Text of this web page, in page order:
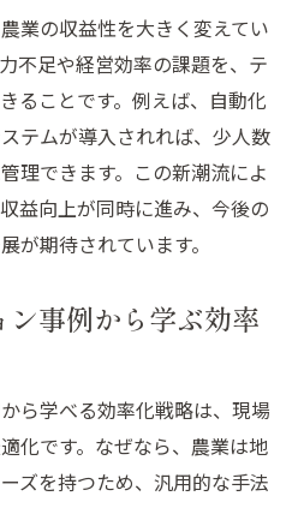
推進室の活用ポイント
ョン推進室で生産性向上を
イノベーション事例の広
ン推進室の情報で収益化
進する推進室の活用方法
推進室と現場連携の具体策
リットと解決策を探る
業の収益性を大きく変えてい
不足や経営効率の課題を、テ
ることです。例えば、自動化
テムが導入されれば、少人数
理できます。この新潮流によ
益向上が同時に進み、今後の
が期待されています。
事例から学ぶ効率
ら学べる効率化戦略は、現場
化です。なぜなら、農業は地
ズを持つため、汎用的な手法